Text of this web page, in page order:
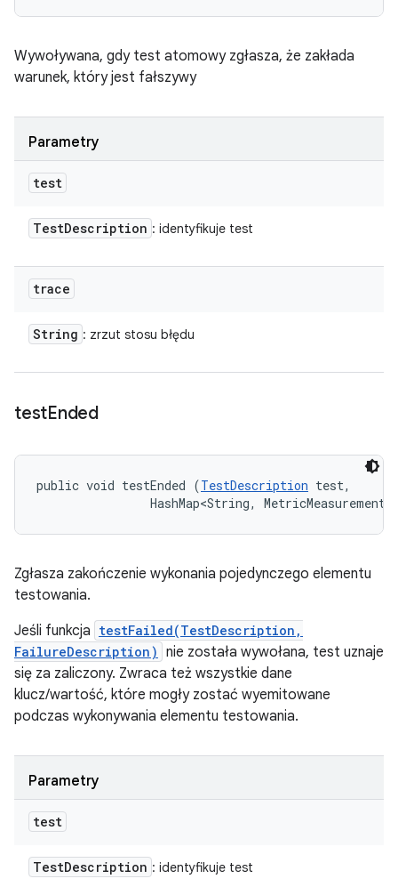
Wywoływana, gdy test atomowy zgłasza, że zakłada
warunek, który jest fałszywy
Parametry
test
TestDescription : identyfikuje test
trace
String : zrzut stosu błędu
testEnded
public void testEnded (TestDescription test,
HashMap<String,
Zgłasza zakończenie wykonania pojedynczego elementu
testowania.
Jeśli funkcja testFailed(TestDescription,
FailureDescription) nie została wywołana, test uznaje
się za zaliczony. Zwraca też wszystkie dane
klucz/wartość, które mogły zostać wyemitowane
podczas wykonywania elementu testowania.
Parametry
test
TestDescription : identyfikuje test